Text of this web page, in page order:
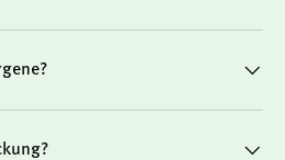
Qualitätsstandards